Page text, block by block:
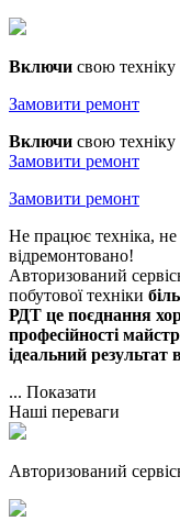
Включи свою техніку
Замовити ремонт
Включи свою техніку
Замовити ремонт
Замовити ремонт
Не працює техніка,
відремонтовано!
Авторизований
побутової техніки
РДТ це поєднання
професійності
ідеальний результат
... Показати
Наші переваги
Авторизований